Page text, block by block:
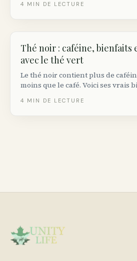
l’effet ressenti est différent.
4 MIN DE LECTURE
Thé noir : caféine, bienfaits
avec le thé vert
Le thé noir contient plus de
moins que le café. Voici ses vrais
4 MIN DE LECTURE